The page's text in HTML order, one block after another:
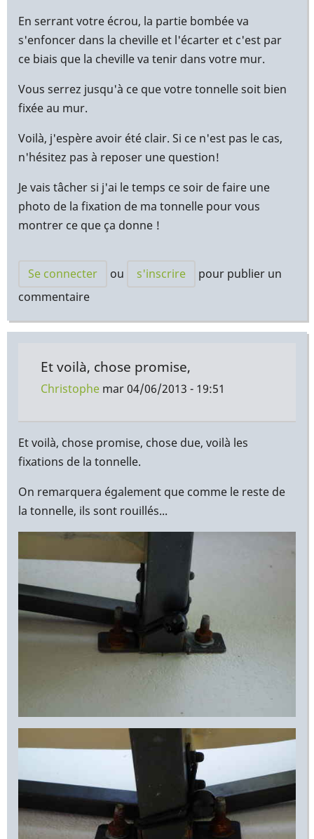
En serrant votre écrou, la partie bombée va
s'enfoncer dans la cheville et l'écarter et c'est par
ce biais que la cheville va tenir dans votre mur.
Vous serrez jusqu'à ce que votre tonnelle soit bien
fixée au mur.
Voilà, j'espère avoir été clair. Si ce n'est pas le cas,
n'hésitez pas à reposer une question!
Je vais tâcher si j'ai le temps ce soir de faire une
photo de la fixation de ma tonnelle pour vous
montrer ce que ça donne !
Se connecter ou s'inscrire
pour publier un
commentaire
Et voilà, chose promise,
Christophe mar 04/06/2013 - 19:51
réponse
à
Yann,
par
Christophe
Et voilà, chose promise, chose due, voilà les
fixations de la tonnelle.
On remarquera également que comme le reste de
la tonnelle, ils sont rouillés...